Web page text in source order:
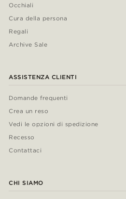
Occhiali
Cura della persona
Regali
Archive Sale
ASSISTENZA CLIENTI
Domande frequenti
Crea un reso
Vedi le opzioni di spedizione
Recesso
Contattaci
CHI SIAMO